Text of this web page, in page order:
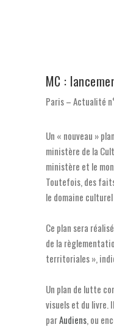
MC :
Paris – Actualité
Un « nouveau »
ministère de la
ministère et le
Toutefois, des
le domaine
Ce plan sera
de la
territoriales »,
Un plan de lutte
visuels et du livre.
parAudiens, ou